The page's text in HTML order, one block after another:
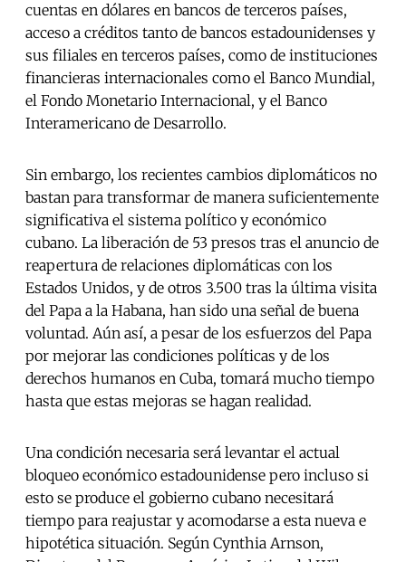
cuentas en dólares en bancos de terceros países,
acceso a créditos tanto de bancos estadounidenses y
sus filiales en terceros países, como de instituciones
financieras internacionales como el Banco Mundial,
el Fondo Monetario Internacional, y el Banco
Interamericano de Desarrollo.
Sin embargo, los recientes cambios diplomáticos no
bastan para transformar de manera suficientemente
significativa el sistema político y económico
cubano. La liberación de 53 presos tras el anuncio de
reapertura de relaciones diplomáticas con los
Estados Unidos, y de otros 3.500 tras la última visita
del Papa a la Habana, han sido una señal de buena
voluntad. Aún así, a pesar de los esfuerzos del Papa
por mejorar las condiciones políticas y de los
derechos humanos en Cuba, tomará mucho tiempo
hasta que estas mejoras se hagan realidad.
Una condición necesaria será levantar el actual
bloqueo económico estadounidense pero incluso si
esto se produce el gobierno cubano necesitará
tiempo para reajustar y acomodarse a esta nueva e
hipotética situación. Según Cynthia Arnson,